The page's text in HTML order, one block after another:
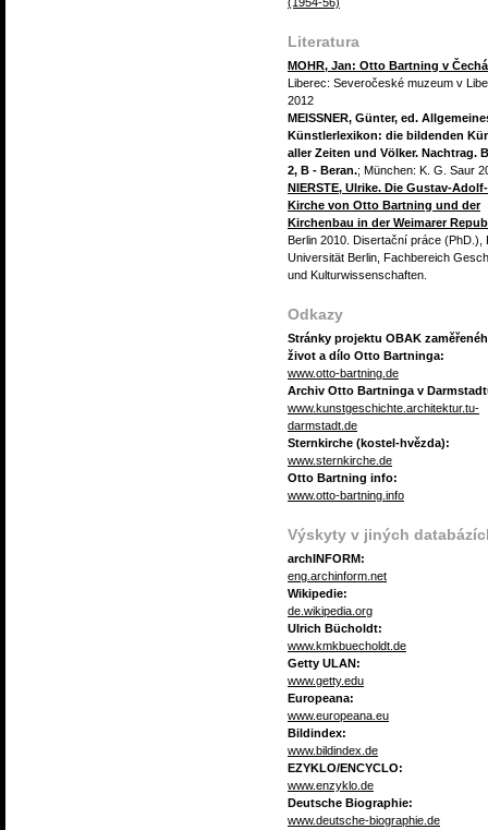
Literatura
MOHR, Jan: Otto Bartning v
Liberec: Severočeské muzeum v
2012
MEISSNER, Günter, ed.
Künstlerlexikon: die bildenden
aller Zeiten und Völker. Nachtrag.
2, B - Beran.; München: K. G. Saur
NIERSTE, Ulrike. Die Gustav-Adolf-
Kirche von Otto Bartning und der
Kirchenbau in der Weimarer
Berlin 2010. Disertační práce (PhD.),
Universität Berlin, Fachbereich
und Kulturwissenschaften.
Odkazy
Stránky projektu OBAK
život a dílo Otto Bartninga:
www.otto-bartning.de
Archiv Otto Bartninga v
www.kunstgeschichte.architektur.tu-
darmstadt.de
Sternkirche (kostel-hvězda):
www.sternkirche.de
Otto Bartning info:
www.otto-bartning.info
Výskyty v jiných
archINFORM:
eng.archinform.net
Wikipedie:
de.wikipedia.org
Ulrich Bücholdt:
www.kmkbuecholdt.de
Getty ULAN:
www.getty.edu
Europeana:
www.europeana.eu
Bildindex:
www.bildindex.de
EZYKLO/ENCYCLO:
www.enzyklo.de
Deutsche Biographie:
www.deutsche-biographie.de